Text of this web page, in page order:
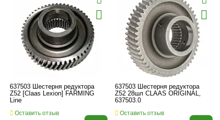
637503 Шестерня редуктора
Z52 [Claas Lexion] FARMING
Line
Оставить отзыв
637503 Шестерня редуктора
Z52 28шл CLAAS ORIGINAL,
637503.0
Оставить отзыв